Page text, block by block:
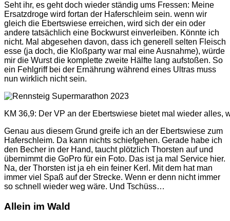
Seht ihr, es geht doch wieder ständig ums Fressen: Meine
Ersatzdroge wird fortan der Haferschleim sein. wenn wir
gleich die Ebertswiese erreichen, wird sich der ein oder
andere tatsächlich eine Bockwurst einverleiben. Könnte ich
nicht. Mal abgesehen davon, dass ich generell selten Fleisch
esse (ja doch, die Kloßparty war mal eine Ausnahme), würde
mir die Wurst die komplette zweite Hälfte lang aufstoßen. So
ein Fehlgriff bei der Ernährung während eines Ultras muss
nun wirklich nicht sein.
KM 36,9: Der VP an der Ebertswiese bietet mal wieder
Genau aus diesem Grund greife ich an der Ebertswiese zum
Haferschleim. Da kann nichts schiefgehen. Gerade habe ich
den Becher in der Hand, taucht plötzlich Thorsten auf und
übernimmt die GoPro für ein Foto. Das ist ja mal Service hier.
Na, der Thorsten ist ja eh ein feiner Kerl. Mit dem hat man
immer viel Spaß auf der Strecke. Wenn er denn nicht immer
so schnell wieder weg wäre. Und Tschüss…
Allein im Wald